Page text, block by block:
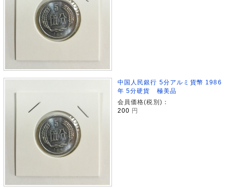
中国人民銀行 5分アルミ貨幣 1986
年 5分硬貨 極美品
会員価格(税別)：
200 円